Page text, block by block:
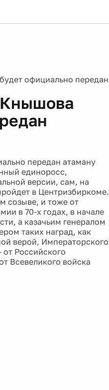
официально передан
Кнышова
передан атаману
единоросс,
версии, сам, на
в Центризбиркоме.
созыве, и тоже от
в 70-х годах, в начале
а казачьим генералом
таких наград, как
верой, Императорского
Российского
Всевеликого войска